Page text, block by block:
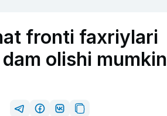
fronti faxriylari
olishi mumkin